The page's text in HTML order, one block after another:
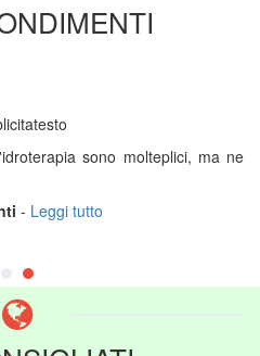
sono molteplici, ma ne
- Leggi tutto